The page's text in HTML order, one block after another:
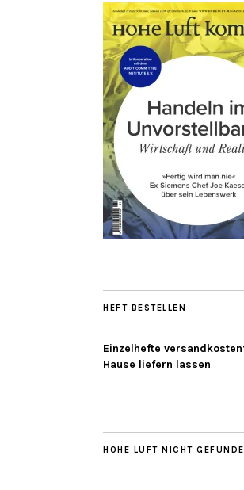
HEFT BESTELLEN
Einzelhefte
Hause liefern lassen
HOHE LUFT NICHT